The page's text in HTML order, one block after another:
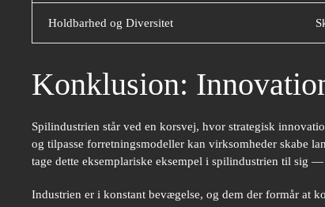
Holdbarhed og Diversitet
Konklusion:
Spilindustrien står ved en korsvej, hvor strategisk
og tilpasse forretningsmodeller kan virksomheder skabe
tage dette eksemplariske eksempel i spilindustrien til sig
Industrien er i konstant bevægelse, og dem der formår at